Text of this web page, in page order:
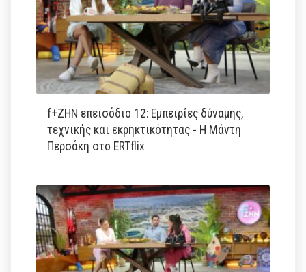
f+ΖΗΝ επεισόδιο 12: Εμπειρίες δύναμης,
τεχνικής και εκρηκτικότητας - Η Μάντη
Περσάκη στο ERTflix